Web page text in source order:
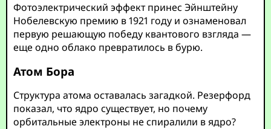
Фотоэлектрический эффект принес Эйнштейну
Нобелевскую премию в 1921 году и ознаменовал
первую решающую победу квантового взгляда —
еще одно облако превратилось в бурю.
Атом Бора
Структура атома оставалась загадкой. Резерфорд
показал, что ядро существует, но почему
орбитальные электроны не спиралили в ядро?